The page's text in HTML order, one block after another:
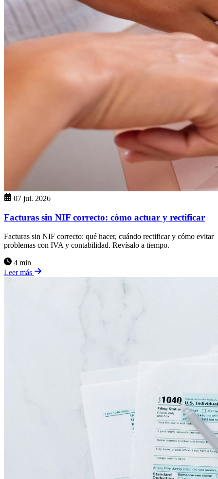
07 jul. 2026
Facturas sin NIF correcto: cómo actuar y rectificar
Facturas sin NIF correcto: qué hacer, cuándo rectificar y cómo evitar
problemas con IVA y contabilidad. Revísalo a tiempo.
4 min
Leer más